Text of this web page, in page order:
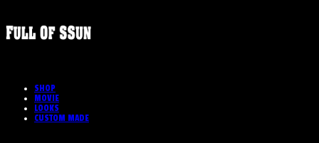
SHOP
MOVIE
LOOKS
CUSTOM MADE